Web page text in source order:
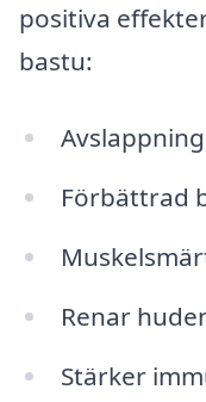
positiva
bastu:
Förbättrad
Renar
Stärker